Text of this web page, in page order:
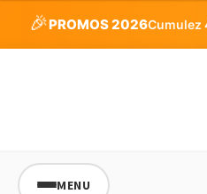
🎉PROMOS 2026Cumulez
MENU